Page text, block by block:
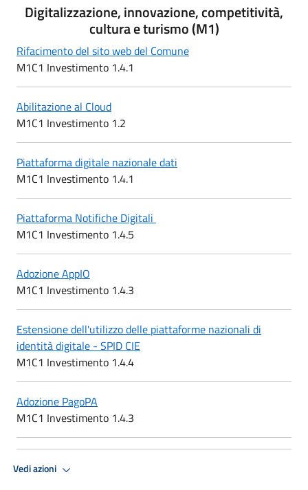
Digitalizzazione, innovazione, competitività,
cultura e turismo (M1)
Rifacimento del sito web del Comune
M1C1 Investimento 1.4.1
Abilitazione al Cloud
M1C1 Investimento 1.2
Piattaforma digitale nazionale dati
M1C1 Investimento 1.4.1
Piattaforma Notifiche Digitali
M1C1 Investimento 1.4.5
Adozione AppIO
M1C1 Investimento 1.4.3
Estensione dell'utilizzo delle piattaforme nazionali di
identità digitale - SPID CIE
M1C1 Investimento 1.4.4
Adozione PagoPA
M1C1 Investimento 1.4.3
Vedi azioni